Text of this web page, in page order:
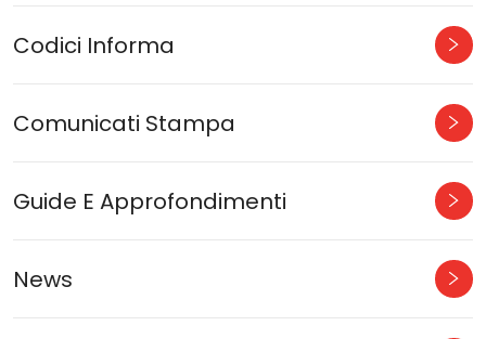
Codici Informa
Comunicati Stampa
Guide E Approfondimenti
News